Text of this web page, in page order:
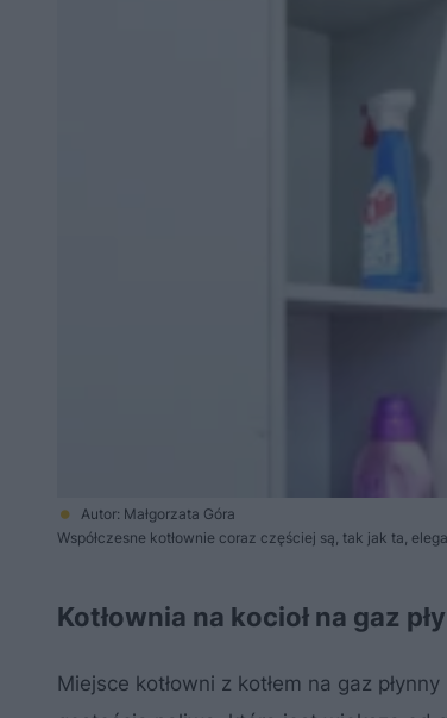
Autor: Małgorzata Góra
Współczesne kotłownie coraz częściej są, tak jak ta,
Kotłownia na kocioł na gaz
Miejsce kotłowni z kotłem na gaz